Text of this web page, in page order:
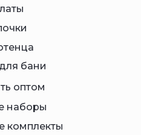
комплекты
наборы
оптом
бани